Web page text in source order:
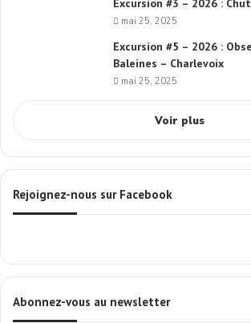
Excursion #3 – 2026 :
mai 25, 2025
Excursion #5 – 2026 :
Baleines – Charlevoix
mai 25, 2025
Voir plus
Rejoignez-nous sur Facebook
Abonnez-vous au newsletter